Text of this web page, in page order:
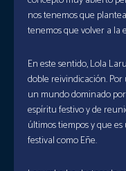
nos tenemos que
tenemos que volver a la
En este sentido, Lola
doble reivindicación.
un mundo dominado
espíritu festivo y de
últimos tiempos y que
festival como Eñe.